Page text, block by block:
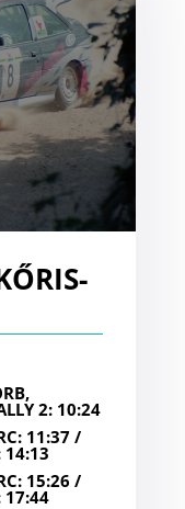
2: 10:24
11:37 /
14:13
15:26 /
17:44